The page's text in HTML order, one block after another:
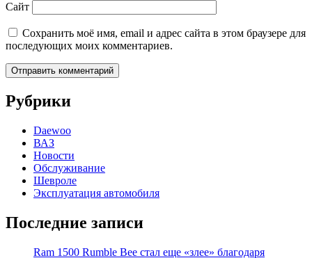
Сайт
Сохранить моё имя, email и адрес сайта в этом браузере для
последующих моих комментариев.
Рубрики
Daewoo
ВАЗ
Новости
Обслуживание
Шевроле
Эксплуатация автомобиля
Последние записи
Ram 1500 Rumble Bee стал еще «злее» благодаря